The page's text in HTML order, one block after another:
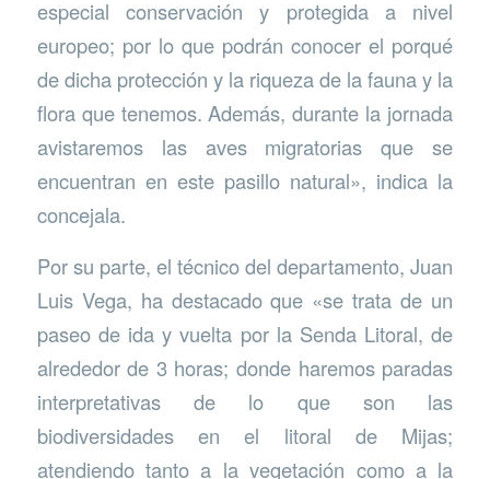
especial conservación y protegida a nivel
europeo; por lo que podrán conocer el porqué
de dicha protección y la riqueza de la fauna y la
flora que tenemos. Además, durante la jornada
avistaremos las aves migratorias que se
encuentran en este pasillo natural», indica la
concejala.
Por su parte, el técnico del departamento, Juan
Luis Vega, ha destacado que «se trata de un
paseo de ida y vuelta por la Senda Litoral, de
alrededor de 3 horas; donde haremos paradas
interpretativas de lo que son las
biodiversidades en el litoral de Mijas;
atendiendo tanto a la vegetación como a la